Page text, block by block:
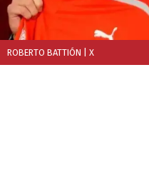
ROBERTO BATTIÓN | X